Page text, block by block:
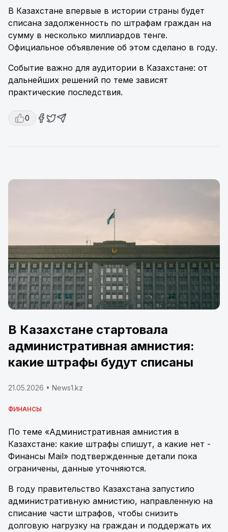
В Казахстане впервые в истории страны будет
списана задолженность по штрафам граждан на
сумму в несколько миллиардов тенге.
Официальное объявление об этом сделано в году.
Событие важно для аудитории в Казахстане: от
дальнейших решений по теме зависят
практические последствия.
0
В Казахстане стартовала
административная амнистия:
какие штрафы будут списаны
21.05.2026 • News1.kz
ФИНАНСЫ
По теме «Административная амнистия в
Казахстане: какие штрафы спишут, а какие нет -
Финансы Mail» подтвержденные детали пока
ограничены, данные уточняются.
В году правительство Казахстана запустило
административную амнистию, направленную на
списание части штрафов, чтобы снизить
долговую нагрузку на граждан и поддержать их